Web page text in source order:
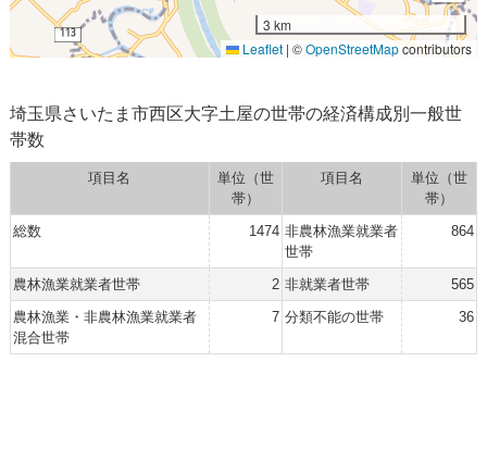
3 km
Leaflet | ©OpenStreetMapcontributors
埼玉県さいたま市西区大字土屋の世帯の経済構成別一般世
帯数
項目名
単位（世
帯）
項目名
単位（世
帯）
総数
1474 非農林漁業就業者
世帯
864
農林漁業就業者世帯 2 非就業者世帯
565
農林漁業・非農林漁業就業者
混合世帯
7 分類不能の世帯 36